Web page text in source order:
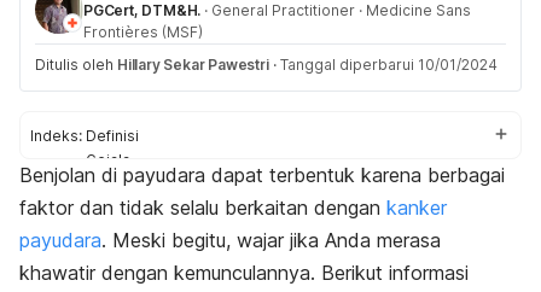
PGCert, DTM&H. · General Practitioner · Medicine Sans
Frontières (MSF)
Ditulis oleh Hillary Sekar Pawestri · Tanggal diperbarui 10/01/2024
Indeks: Definisi
Gejala
Penyebab
Diagnosis
Pengobatan
Benjolan di payudara dapat terbentuk karena berbagai
faktor dan tidak selalu berkaitan dengan kanker
payudara. Meski begitu, wajar jika Anda merasa
khawatir dengan kemunculannya. Berikut informasi